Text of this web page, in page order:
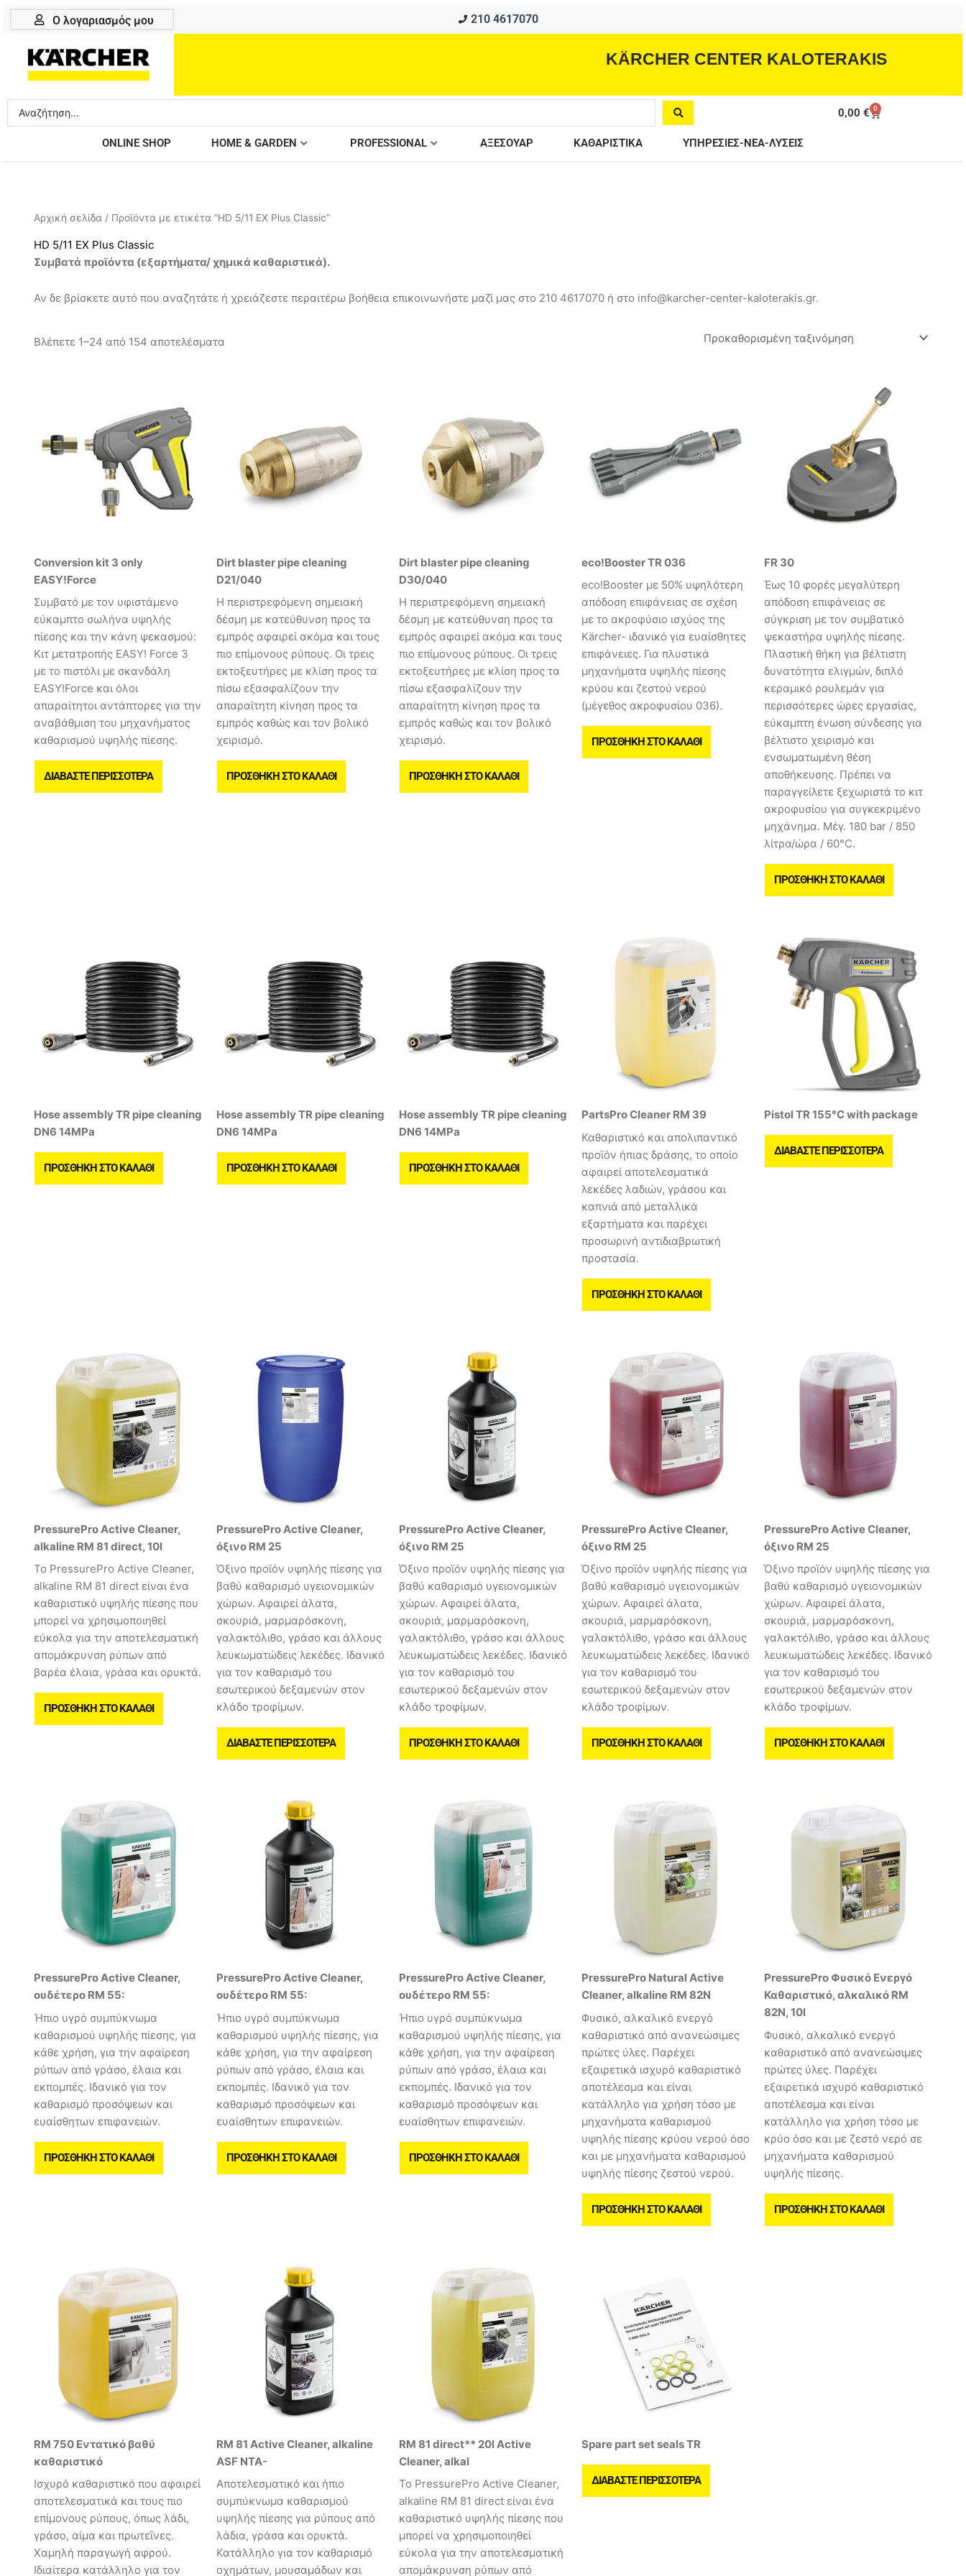
Μετάβαση
Ο λογαριασμός μου 210 4617070
KÄRCHER CENTER KALOTERAKIS
Search
...
0,00€ 0
Cart
ONLINE SHOP HOME & GARDEN PROFESSIONAL ΑΞΕΣΟΥΑΡ ΚΑΘΑΡΙΣΤΙΚΑ ΥΠΗΡΕΣΙΕΣ-ΝΕΑ-ΛΥΣΕΙΣ
Αρχική σελίδα / Προϊόντα με ετικέτα “HD 5/11 EX Plus Classic”
HD 5/11 EX Plus Classic
Συμβατά προϊόντα (εξαρτήματα/ χημικά καθαριστικά).
Αν δε βρίσκετε αυτό που αναζητάτε ή χρειάζεστε περαιτέρω βοήθεια επικοινωνήστε μαζί μας στο 210 4617070 ή στο info@karcher-center-kaloterakis.gr.
Βλέπετε 1–24 από 154 αποτελέσματα
Conversion kit 3 only
EASY!Force
Συμβατό με τον υφιστάμενο
εύκαμπτο σωλήνα υψηλής
πίεσης και την κάνη ψεκασμού:
Κιτ μετατροπής EASY! Force 3
με το πιστόλι με σκανδάλη
EASY!Force και όλοι
απαραίτητοι αντάπτορες για την
αναβάθμιση του μηχανήματος
καθαρισμού υψηλής πίεσης.
ΔΙΑΒΆΣΤΕ ΠΕΡΙΣΣΌΤΕΡΑ
Dirt blaster pipe cleaning
D21/040
Η περιστρεφόμενη σημειακή
δέσμη με κατεύθυνση προς τα
εμπρός αφαιρεί ακόμα και τους
πιο επίμονους ρύπους. Οι τρεις
εκτοξευτήρες με κλίση προς τα
πίσω εξασφαλίζουν την
απαραίτητη κίνηση προς τα
εμπρός καθώς και τον βολικό
χειρισμό.
ΠΡΟΣΘΉΚΗ ΣΤΟ ΚΑΛΆΘΙ
Dirt blaster pipe cleaning
D30/040
Η περιστρεφόμενη σημειακή
δέσμη με κατεύθυνση προς τα
εμπρός αφαιρεί ακόμα και τους
πιο επίμονους ρύπους. Οι τρεις
εκτοξευτήρες με κλίση προς τα
πίσω εξασφαλίζουν την
απαραίτητη κίνηση προς τα
εμπρός καθώς και τον βολικό
χειρισμό.
ΠΡΟΣΘΉΚΗ ΣΤΟ ΚΑΛΆΘΙ
eco!Booster TR 036
eco!Booster με 50% υψηλότερη
απόδοση επιφάνειας σε σχέση
με το ακροφύσιο ισχύος της
Kärcher- ιδανικό για ευαίσθητες
επιφάνειες. Για πλυστικά
μηχανήματα υψηλής πίεσης
κρύου και ζεστού νερού
(μέγεθος ακροφυσίου 036).
ΠΡΟΣΘΉΚΗ ΣΤΟ ΚΑΛΆΘΙ
FR 30
Έως 10 φορές μεγαλύτερη
απόδοση επιφάνειας σε
σύγκριση με τον συμβατικό
ψεκαστήρα υψηλής πίεσης.
Πλαστική θήκη για βέλτιστη
δυνατότητα ελιγμών, διπλό
κεραμικό ρουλεμάν για
περισσότερες ώρες εργασίας,
εύκαμπτη ένωση σύνδεσης για
βέλτιστο χειρισμό και
ενσωματωμένη θέση
αποθήκευσης. Πρέπει να
παραγγείλετε ξεχωριστά το κιτ
ακροφυσίου για συγκεκριμένο
μηχάνημα. Μέγ. 180 bar / 850
λίτρα/ώρα / 60°C.
ΠΡΟΣΘΉΚΗ ΣΤΟ ΚΑΛΆΘΙ
Hose assembly TR pipe cleaning
DN6 14MPa
ΠΡΟΣΘΉΚΗ ΣΤΟ ΚΑΛΆΘΙ
Hose assembly TR pipe cleaning
DN6 14MPa
ΠΡΟΣΘΉΚΗ ΣΤΟ ΚΑΛΆΘΙ
Hose assembly TR pipe cleaning
DN6 14MPa
ΠΡΟΣΘΉΚΗ ΣΤΟ ΚΑΛΆΘΙ
PartsPro Cleaner RM 39
Καθαριστικό και απολιπαντικό
προϊόν ήπιας δράσης, το οποίο
αφαιρεί αποτελεσματικά
λεκέδες λαδιών, γράσου και
καπνιά από μεταλλικά
εξαρτήματα και παρέχει
προσωρινή αντιδιαβρωτική
προστασία.
ΠΡΟΣΘΉΚΗ ΣΤΟ ΚΑΛΆΘΙ
Pistol TR 155°C with package
ΔΙΑΒΆΣΤΕ ΠΕΡΙΣΣΌΤΕΡΑ
PressurePro Active Cleaner,
alkaline RM 81 direct, 10l
Το PressurePro Active Cleaner,
alkaline RM 81 direct είναι ένα
καθαριστικό υψηλής πίεσης που
μπορεί να χρησιμοποιηθεί
εύκολα για την αποτελεσματική
απομάκρυνση ρύπων από
βαρέα έλαια, γράσα και ορυκτά.
ΠΡΟΣΘΉΚΗ ΣΤΟ ΚΑΛΆΘΙ
PressurePro Active Cleaner,
όξινο RM 25
Όξινο προϊόν υψηλής πίεσης για
βαθύ καθαρισμό υγειονομικών
χώρων. Αφαιρεί άλατα,
σκουριά, μαρμαρόσκονη,
γαλακτόλιθο, γράσο και άλλους
λευκωματώδεις λεκέδες. Ιδανικό
για τον καθαρισμό του
εσωτερικού δεξαμενών στον
κλάδο τροφίμων.
ΔΙΑΒΆΣΤΕ ΠΕΡΙΣΣΌΤΕΡΑ
PressurePro Active Cleaner,
όξινο RM 25
Όξινο προϊόν υψηλής πίεσης για
βαθύ καθαρισμό υγειονομικών
χώρων. Αφαιρεί άλατα,
σκουριά, μαρμαρόσκονη,
γαλακτόλιθο, γράσο και άλλους
λευκωματώδεις λεκέδες. Ιδανικό
για τον καθαρισμό του
εσωτερικού δεξαμενών στον
κλάδο τροφίμων.
ΠΡΟΣΘΉΚΗ ΣΤΟ ΚΑΛΆΘΙ
PressurePro Active Cleaner,
όξινο RM 25
Όξινο προϊόν υψηλής πίεσης για
βαθύ καθαρισμό υγειονομικών
χώρων. Αφαιρεί άλατα,
σκουριά, μαρμαρόσκονη,
γαλακτόλιθο, γράσο και άλλους
λευκωματώδεις λεκέδες. Ιδανικό
για τον καθαρισμό του
εσωτερικού δεξαμενών στον
κλάδο τροφίμων.
ΠΡΟΣΘΉΚΗ ΣΤΟ ΚΑΛΆΘΙ
PressurePro Active Cleaner,
όξινο RM 25
Όξινο προϊόν υψηλής πίεσης για
βαθύ καθαρισμό υγειονομικών
χώρων. Αφαιρεί άλατα,
σκουριά, μαρμαρόσκονη,
γαλακτόλιθο, γράσο και άλλους
λευκωματώδεις λεκέδες. Ιδανικό
για τον καθαρισμό του
εσωτερικού δεξαμενών στον
κλάδο τροφίμων.
ΠΡΟΣΘΉΚΗ ΣΤΟ ΚΑΛΆΘΙ
PressurePro Active Cleaner,
ουδέτερο RM 55:
Ήπιο υγρό συμπύκνωμα
καθαρισμού υψηλής πίεσης, για
κάθε χρήση, για την αφαίρεση
ρύπων από γράσο, έλαια και
εκπομπές. Ιδανικό για τον
καθαρισμό προσόψεων και
ευαίσθητων επιφανειών.
ΠΡΟΣΘΉΚΗ ΣΤΟ ΚΑΛΆΘΙ
PressurePro Active Cleaner,
ουδέτερο RM 55:
Ήπιο υγρό συμπύκνωμα
καθαρισμού υψηλής πίεσης, για
κάθε χρήση, για την αφαίρεση
ρύπων από γράσο, έλαια και
εκπομπές. Ιδανικό για τον
καθαρισμό προσόψεων και
ευαίσθητων επιφανειών.
ΠΡΟΣΘΉΚΗ ΣΤΟ ΚΑΛΆΘΙ
PressurePro Active Cleaner,
ουδέτερο RM 55:
Ήπιο υγρό συμπύκνωμα
καθαρισμού υψηλής πίεσης, για
κάθε χρήση, για την αφαίρεση
ρύπων από γράσο, έλαια και
εκπομπές. Ιδανικό για τον
καθαρισμό προσόψεων και
ευαίσθητων επιφανειών.
ΠΡΟΣΘΉΚΗ ΣΤΟ ΚΑΛΆΘΙ
PressurePro Natural Active
Cleaner, alkaline RM 82N
Φυσικό, αλκαλικό ενεργό
καθαριστικό από ανανεώσιμες
πρώτες ύλες. Παρέχει
εξαιρετικά ισχυρό καθαριστικό
αποτέλεσμα και είναι
κατάλληλο για χρήση τόσο με
μηχανήματα καθαρισμού
υψηλής πίεσης κρύου νερού όσο
και με μηχανήματα καθαρισμού
υψηλής πίεσης ζεστού νερού.
ΠΡΟΣΘΉΚΗ ΣΤΟ ΚΑΛΆΘΙ
PressurePro Φυσικό Ενεργό
Καθαριστικό, αλκαλικό RM
82N, 10l
Φυσικό, αλκαλικό ενεργό
καθαριστικό από ανανεώσιμες
πρώτες ύλες. Παρέχει
εξαιρετικά ισχυρό καθαριστικό
αποτέλεσμα και είναι
κατάλληλο για χρήση τόσο με
κρύο όσο και με ζεστό νερό σε
μηχανήματα καθαρισμού
υψηλής πίεσης.
ΠΡΟΣΘΉΚΗ ΣΤΟ ΚΑΛΆΘΙ
RM 750 Εντατικό βαθύ
καθαριστικό
Ισχυρό καθαριστικό που αφαιρεί
αποτελεσματικά και τους πιο
επίμονους ρύπους, όπως λάδι,
γράσο, αίμα και πρωτεΐνες.
Χαμηλή παραγωγή αφρού.
Ιδιαίτερα κατάλληλο για τον
RM 81 Active Cleaner, alkaline
ASF NTA-
Αποτελεσματικό και ήπιο
συμπύκνωμα καθαρισμού
υψηλής πίεσης για ρύπους από
λάδια, γράσα και ορυκτά.
Κατάλληλο για τον καθαρισμό
οχημάτων, μουσαμάδων και
RM 81 direct** 20l Active
Cleaner, alkal
Το PressurePro Active Cleaner,
alkaline RM 81 direct είναι ένα
καθαριστικό υψηλής πίεσης που
μπορεί να χρησιμοποιηθεί
εύκολα για την αποτελεσματική
απομάκρυνση ρύπων από
Spare part set seals TR
ΔΙΑΒΆΣΤΕ ΠΕΡΙΣΣΌΤΕΡΑ